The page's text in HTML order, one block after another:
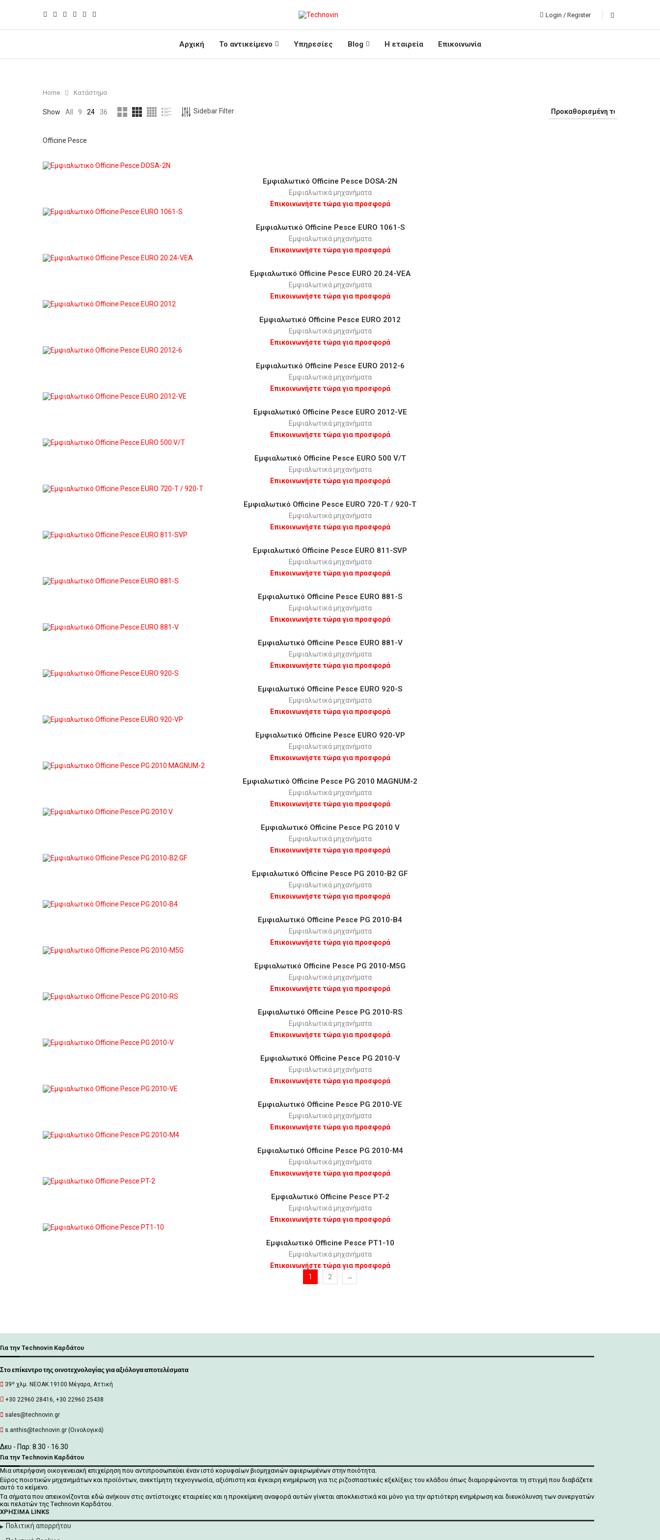
Login / Register
Αρχική Το αντικείμενο Υπηρεσίες Blog Η εταιρεία Επικοινωνία
Home Κατάστημα
Show All 9 24 36 Sidebar Filter
Officine Pesce
Εμφιαλωτικό Οfficine Pesce DOSA-2N
Εμφιαλωτικά μηχανήματα
Επικοινωνήστε τώρα για προσφορά
Εμφιαλωτικό Οfficine Pesce EURO 1061-S
Εμφιαλωτικά μηχανήματα
Επικοινωνήστε τώρα για προσφορά
Εμφιαλωτικό Οfficine Pesce EURO 20.24-VEA
Εμφιαλωτικά μηχανήματα
Επικοινωνήστε τώρα για προσφορά
Εμφιαλωτικό Οfficine Pesce EURO 2012
Εμφιαλωτικά μηχανήματα
Επικοινωνήστε τώρα για προσφορά
Εμφιαλωτικό Οfficine Pesce EURO 2012-6
Εμφιαλωτικά μηχανήματα
Επικοινωνήστε τώρα για προσφορά
Εμφιαλωτικό Οfficine Pesce EURO 2012-VE
Εμφιαλωτικά μηχανήματα
Επικοινωνήστε τώρα για προσφορά
Εμφιαλωτικό Οfficine Pesce EURO 500 V/Τ
Εμφιαλωτικά μηχανήματα
Επικοινωνήστε τώρα για προσφορά
Εμφιαλωτικό Οfficine Pesce EURO 720-T / 920-T
Εμφιαλωτικά μηχανήματα
Επικοινωνήστε τώρα για προσφορά
Εμφιαλωτικό Οfficine Pesce EURO 811-SVP
Εμφιαλωτικά μηχανήματα
Επικοινωνήστε τώρα για προσφορά
Εμφιαλωτικό Οfficine Pesce EURO 881-S
Εμφιαλωτικά μηχανήματα
Επικοινωνήστε τώρα για προσφορά
Εμφιαλωτικό Οfficine Pesce EURO 881-V
Εμφιαλωτικά μηχανήματα
Επικοινωνήστε τώρα για προσφορά
Εμφιαλωτικό Οfficine Pesce EURO 920-S
Εμφιαλωτικά μηχανήματα
Επικοινωνήστε τώρα για προσφορά
Εμφιαλωτικό Οfficine Pesce EURO 920-VP
Εμφιαλωτικά μηχανήματα
Επικοινωνήστε τώρα για προσφορά
Εμφιαλωτικό Οfficine Pesce PG 2010 MAGNUM-2
Εμφιαλωτικά μηχανήματα
Επικοινωνήστε τώρα για προσφορά
Εμφιαλωτικό Οfficine Pesce PG 2010 V
Εμφιαλωτικά μηχανήματα
Επικοινωνήστε τώρα για προσφορά
Εμφιαλωτικό Οfficine Pesce PG 2010-B2 GF
Εμφιαλωτικά μηχανήματα
Επικοινωνήστε τώρα για προσφορά
Εμφιαλωτικό Οfficine Pesce PG 2010-B4
Εμφιαλωτικά μηχανήματα
Επικοινωνήστε τώρα για προσφορά
Εμφιαλωτικό Οfficine Pesce PG 2010-M5G
Εμφιαλωτικά μηχανήματα
Επικοινωνήστε τώρα για προσφορά
Εμφιαλωτικό Οfficine Pesce PG 2010-RS
Εμφιαλωτικά μηχανήματα
Επικοινωνήστε τώρα για προσφορά
Εμφιαλωτικό Οfficine Pesce PG 2010-V
Εμφιαλωτικά μηχανήματα
Επικοινωνήστε τώρα για προσφορά
Εμφιαλωτικό Οfficine Pesce PG 2010-VE
Εμφιαλωτικά μηχανήματα
Επικοινωνήστε τώρα για προσφορά
Εμφιαλωτικό Οfficine Pesce PG 2010-Μ4
Εμφιαλωτικά μηχανήματα
Επικοινωνήστε τώρα για προσφορά
Εμφιαλωτικό Οfficine Pesce PT-2
Εμφιαλωτικά μηχανήματα
Επικοινωνήστε τώρα για προσφορά
Εμφιαλωτικό Οfficine Pesce PΤ1-10
Εμφιαλωτικά μηχανήματα
Επικοινωνήστε τώρα για προσφορά
1
2 →
Για την Technovin Καρδάτου
Στο επίκεντρο της οινοτεχνολογίας για αξιόλογα αποτελέσματα
39º χλμ. ΝΕΟΑΚ 19100 Mέγαρα, Αττική
+30 22960 28416, +30 22960 25438
sales@technovin.gr
s.anthis@technovin.gr (Οινολογικά)
Δευ - Παρ: 8.30 - 16.30
Για την Technovin Καρδάτου
Μια υπερήφανη οικογενειακή επιχείρηση που αντιπροσωπεύει έναν ιστό κορυφαίων βιομηχανιών αφιερωμένων στην ποιότητα.
Εύρος ποιοτικών μηχανημάτων και προϊόντων, ανεκτίμητη τεχνογνωσία, αξιόπιστη και έγκαιρη ενημέρωση για τις ριζοσπαστικές εξελίξεις του κλάδου όπως διαμορφώνονται τη στιγμή που διαβάζετε
αυτό το κείμενο.
Tα σήματα που απεικονίζονται εδώ ανήκουν στις αντίστοιχες εταιρείες και η προκείμενη αναφορά αυτών γίνεται αποκλειστικά και μόνο για την αρτιότερη ενημέρωση και διευκόλυνση των συνεργατών
και πελατών της Τechnovin Kαρδάτου.
ΧΡΉΣΙΜΑ LINKS
Πολιτική απορρήτου